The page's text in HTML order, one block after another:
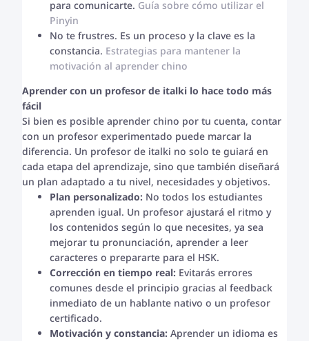
para comunicarte. Guía sobre cómo utilizar el
Pinyin
No te frustres. Es un proceso y la clave es la
constancia. Estrategias para mantener la
motivación al aprender chino
Aprender con un profesor de italki lo hace todo más
fácil
Si bien es posible aprender chino por tu cuenta, contar
con un profesor experimentado puede marcar la
diferencia. Un profesor de italki no solo te guiará en
cada etapa del aprendizaje, sino que también diseñará
un plan adaptado a tu nivel, necesidades y objetivos.
Plan personalizado: No todos los estudiantes
aprenden igual. Un profesor ajustará el ritmo y
los contenidos según lo que necesites, ya sea
mejorar tu pronunciación, aprender a leer
caracteres o prepararte para el HSK.
Corrección en tiempo real: Evitarás errores
comunes desde el principio gracias al feedback
inmediato de un hablante nativo o un profesor
certificado.
Motivación y constancia: Aprender un idioma es